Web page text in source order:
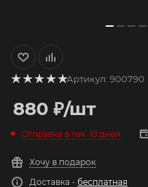
Артикул: 900790
880 ₽/шт
Отправка в теч. 10 дней
Хочу в подарок
Доставка - бесплатная